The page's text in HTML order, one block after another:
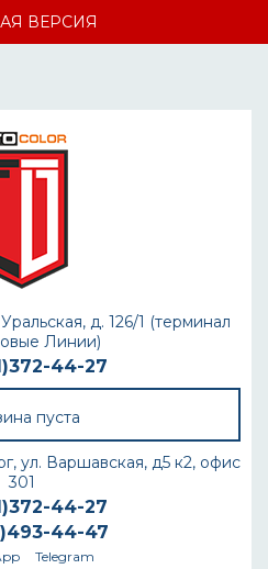
ВЕРСИЯ
д. 126/1 (терминал
Линии)
44-27
пуста
ул. Варшавская, д5 к2, офис
301
44-27
44-47
Telegram